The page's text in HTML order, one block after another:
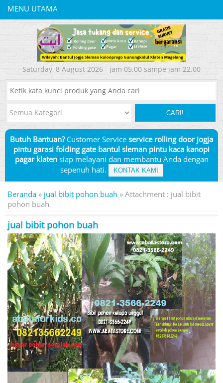
MENU UTAMA
Saturday, 8 August 2026 - jam 05.00 sampe jam 22.00
CARI!
Butuh Bantuan?Customer Service service rolling door jogja
pintu garasi folding gate bantul sleman pintu kaca kanopi
pagar klaten siap melayani dan membantu Anda dengan
sepenuh hati.
KONTAK KAMI
Beranda » jual bibit pohon buah » Attachment : jual bibit
pohon buah
jual bibit pohon buah